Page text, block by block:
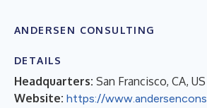
ANDERSEN CONSULTING
DETAILS
Headquarters: San Francisco, CA, US
Website: https://